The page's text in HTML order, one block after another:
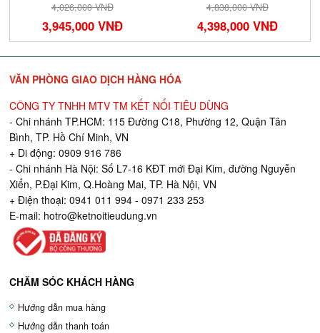
4,026,000 VNĐ
3,945,000 VNĐ
4,838,000 VNĐ
4,398,000 VNĐ
VĂN PHÒNG GIAO DỊCH HÀNG HÓA
CÔNG TY TNHH MTV TM KẾT NỐI TIÊU DÙNG
- Chi nhánh TP.HCM: 115 Đường C18, Phường 12, Quận Tân
Bình, TP. Hồ Chí Minh, VN
+ Di động: 0909 916 786
- Chi nhánh Hà Nội: Số L7-16 KĐT mới Đại Kim, đường Nguyễn
Xiển, P.Đại Kim, Q.Hoàng Mai, TP. Hà Nội, VN
+ Điện thoại: 0941 011 994 - 0971 233 253
E-mail: hotro@ketnoitieudung.vn
CHĂM SÓC KHÁCH HÀNG
Hướng dẫn mua hàng
Hướng dẫn thanh toán